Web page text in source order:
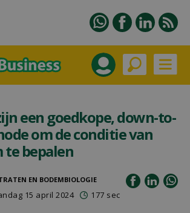
een goedkope, down-to-
om de conditie van
te bepalen
EN BODEMBIOLOGIE
15 april 2024 177 sec